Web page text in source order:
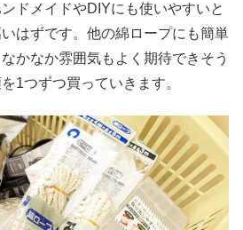
ドメイドやDIYにも使いやすいと
はずです。他の綿ロープにも簡単
かなか雰囲気もよく期待できそう
1つずつ買っていきます。